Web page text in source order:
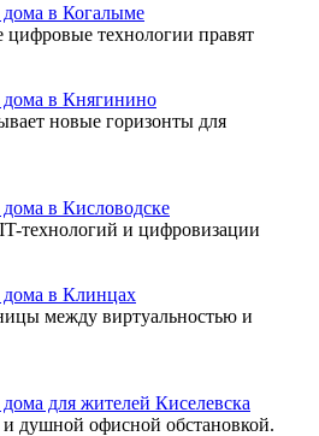
дома в Когалыме
цифровые технологии правят
дома в Княгинино
новые горизонты для
дома в Кисловодске
технологий и цифровизации
дома в Клинцах
между виртуальностью и
для жителей Киселевска
душной офисной обстановкой.